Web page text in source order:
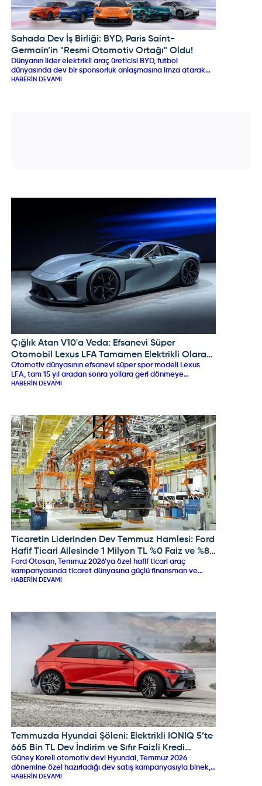
seçeneğiyle bu dinamik aile otomobili, pratikliği ultra uzun
menzille buluşturacak.
BYD
Sahada Dev İş Birliği: BYD, Paris Saint-
Germain’in "Resmi Otomotiv Ortağı" Oldu!
Dünyanın lider elektrikli araç üreticisi BYD, futbol
dünyasında dev bir sponsorluk anlaşmasına imza atarak
Fransız devi Paris Saint-Germain (PSG) ile küresel bir
HABERIN DEVAMI
LEXUS
Çığlık Atan V10'a Veda: Efsanevi Süper
Otomobil Lexus LFA Tamamen Elektrikli Olarak
Geri Dönüyor!
Otomotiv dünyasının efsanevi süper spor modeli Lexus
LFA, tam 15 yıl aradan sonra yollara geri dönmeye
hazırlanıyor. İngiltere’de düzenlenen Goodwood Festival of
sahip fütüristik bir süper otomobil karakteriyle 2027 yılında
resmi olarak üretime giriyor.
HABERIN DEVAMI
FORD
Ticaretin Liderinden Dev Temmuz Hamlesi: Ford
Hafif Ticari Ailesinde 1 Milyon TL %0 Faiz ve %8
Peşin İndirimi!
Ford Otosan, Temmuz 2026’ya özel hafif ticari araç
kampanyasında ticaret dünyasına güçlü finansman ve
nakit indirim desteği sunuyor. vdf ve Koçfinans iş birliğiyle
%8’e varan doğrudan indirim ve eski aracını getirenlere ek
HABERIN DEVAMI
HYUNDAI
Temmuzda Hyundai Şöleni: Elektrikli IONIQ 5’te
665 Bin TL Dev İndirim ve Sıfır Faizli Kredi
Fırsatları Başladı!
Güney Koreli otomotiv devi Hyundai, Temmuz 2026
dönemine özel hazırladığı dev satış kampanyasıyla binek,
SUV ve elektrikli modellerinde büyük indirimler sunuyor.
HABERIN DEVAMI